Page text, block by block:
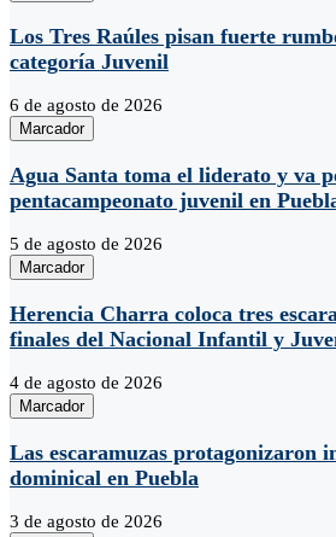
Los Tres Raúles pisan fuerte
categoría Juvenil
6 de agosto de 2026
Marcador
Agua Santa toma el liderato y va
pentacampeonato juvenil en
5 de agosto de 2026
Marcador
Herencia Charra coloca tres
finales del Nacional Infantil y
4 de agosto de 2026
Marcador
Las escaramuzas protagonizaron
dominical en Puebla
3 de agosto de 2026